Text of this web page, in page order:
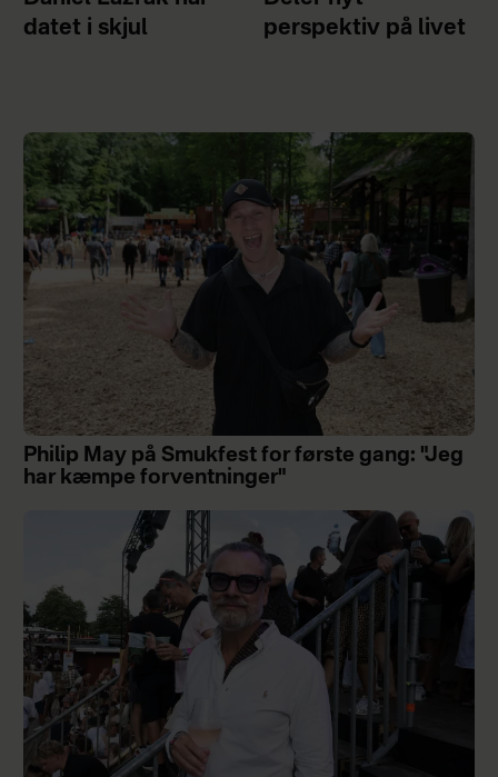
datet i skjul
perspektiv på livet
Philip May på Smukfest for første gang: "Jeg
har kæmpe forventninger"